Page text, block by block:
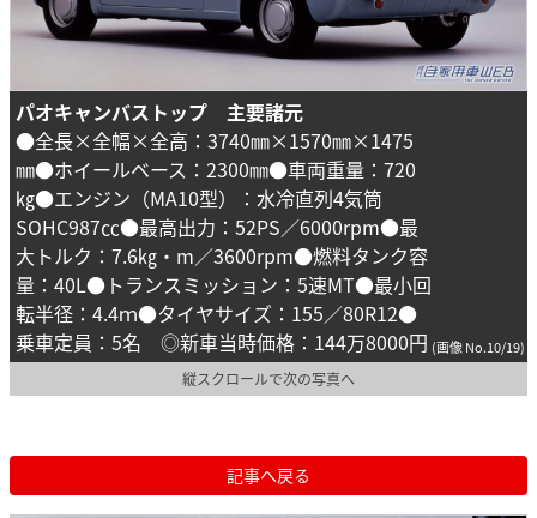
パオキャンバストップ 主要諸元
●全長×全幅×全高：3740㎜×1570㎜×1475
㎜●ホイールベース：2300㎜●車両重量：720
㎏●エンジン（MA10型）：水冷直列4気筒
SOHC987㏄●最高出力：52PS／6000rpm●最
大トルク：7.6㎏・m／3600rpm●燃料タンク容
量：40L●トランスミッション：5速MT●最小回
転半径：4.4ｍ●タイヤサイズ：155／80R12●
乗車定員：5名 ◎新車当時価格：144万8000円 (画像 No.10/19)
縦スクロールで次の写真へ
記事へ戻る